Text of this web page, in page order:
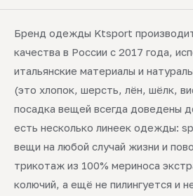
Бренд одежды Ktsport
качества в России с 2017 года,
итальянские материалы и
(это хлопок, шерсть, лён, шёлк,
посадка вещей всегда доведены
есть несколько линеек одежды:
вещи на любой случай жизни и
трикотаж из 100% мериноса
колючий, а ещё не пилингуется и